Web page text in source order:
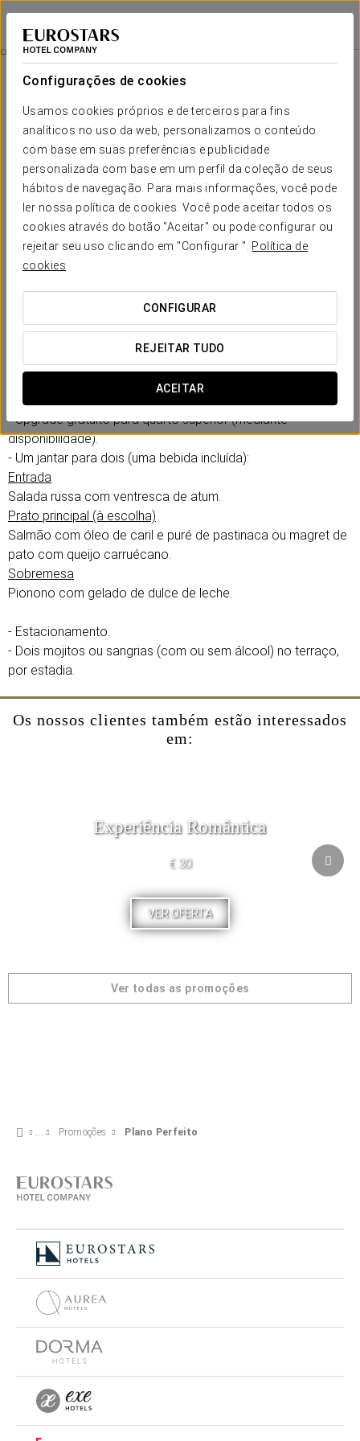
Configurações de cookies
Usamos cookies próprios e de terceiros para fins
analíticos no uso da web, personalizamos o conteúdo
com base em suas preferências e publicidade
personalizada com base em um perfil da coleção de seus
hábitos de navegação. Para mais informações, você pode
ler nossa política de cookies. Você pode aceitar todos os
cookies através do botão "Aceitar" ou pode configurar ou
rejeitar seu uso clicando em "Configurar ". Política de
cookies
CONFIGURAR
REJEITAR TUDO
ACEITAR
Eurostars San Antón
GRANADA
Plano Perfeito
Desde 60 €
Plano Perfeito
Para quem procura desfrutar de uma experiência exclusiva
em Granada. Descubra uma proposta irresistível que
combina gastronomia, descanso e todos os prazeres para
uma estadia inesquecível.
Inclui:
- Upgrade gratuito para quarto superior (mediante
disponibilidade).
- Um jantar para dois (uma bebida incluída):
Entrada
Salada russa com ventresca de atum.
Prato principal (à escolha)
Salmão com óleo de caril e puré de pastinaca ou magret de
pato com queijo carruécano.
Sobremesa
Pionono com gelado de dulce de leche.
- Estacionamento.
- Dois mojitos ou sangrias (com ou sem álcool) no terraço,
por estadia.
Os nossos clientes também estão interessados
em:
Experiência Romântica
€ 30
VER OFERTA
Ver todas as promoções
Promoções Plano Perfeito